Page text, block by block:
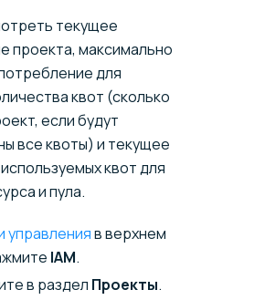
текущее
проекта, максимально
для
квот (сколько
если будут
все квоты) и текущее
квот для
и пула.
управленияв верхнем
IAM.
в раздел Проекты.